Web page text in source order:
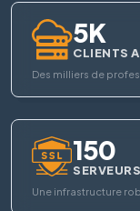
5K
CLIENTS
Des milliers de
150
Une infrastructure